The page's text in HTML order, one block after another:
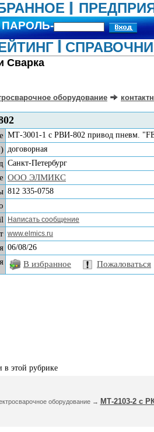
ПАРОЛЬ-
Сварка
оборудование
МТ-3001-1 с РВИ-802 привод пневм.
договорная
Санкт-Петербург
ООО ЭЛМИКС
812 335-0758
Написать сообщение
www.elmics.ru
06/08/26
В избранное Пожаловаться
в этой рубрике
оборудование → МТ-2103-2 с